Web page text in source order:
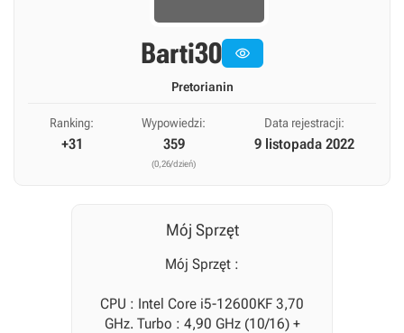
Barti30 
Pretorianin
Ranking:
+31
Wypowiedzi:
359
(0,26/dzień)
Data rejestracji:
9 listopada 2022
Mój Sprzęt
Mój Sprzęt :
CPU : Intel Core i5-12600KF 3,70
GHz. Turbo : 4,90 GHz (10/16) +